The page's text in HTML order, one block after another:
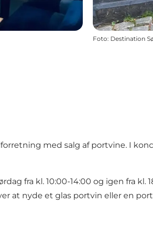
Foto: Destination
med salg af portvine. I
fra kl. 10:00-14:00 og igen fra kl.
at nyde et glas portvin eller en